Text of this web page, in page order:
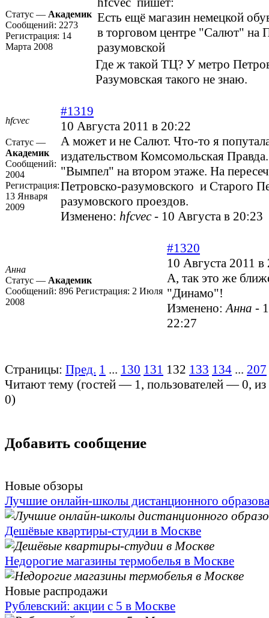
Статус — Академик
Сообщений: 2273
Регистрация: 14
Марта 2008
Есть ещё магазин немецкой
в торговом центре "Салют" на
разумовской
Где ж такой ТЦ? У метро
Разумовская такого не знаю.
hfcvec
Статус —
Академик
Сообщений:
2004
Регистрация:
13 Января
2009
#1319
10 Августа 2011 в 20:22
А может и не Салют. Что-то я
издательством Комсомольская
"Вымпел" на втором этаже. На
Петровско-разумовского и Старого
разумовского проездов.
Изменено: hfcvec - 10 Августа в 20:23
Анна
Статус — Академик
Сообщений: 896 Регистрация: 2 Июля
2008
#1320
10 Августа 2011 в
А, так это же
"Динамо"!
Изменено:Анна -
22:27
Страницы: Пред. 1 ... 130 131 132 133 134 ... 207
Читают тему (гостей — 1, пользователей —0,
0)
Добавить сообщение
Новые обзоры
Лучшие онлайн-школы дистанционного
Дешёвые квартиры-студии в Москве
Недорогие магазины термобелья в Москве
Новые распродажи
Рублевский: акции с 5 в Москве